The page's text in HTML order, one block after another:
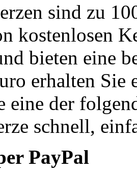
sind zu
kostenlosen
bieten eine
erhalten Sie
eine der
schnell,
PayPal